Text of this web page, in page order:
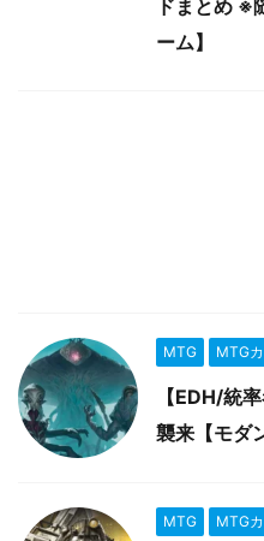
ドまとめ ※
ーム】
MTG MTG
【EDH/統
襲来【モダ
MTG MTG